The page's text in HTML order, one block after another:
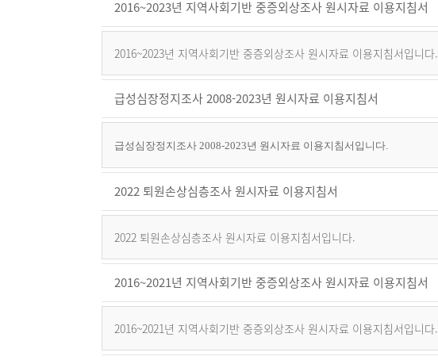
2016~2023년 지역사회기반 중증외상조사 원시자료 이용지침서
2016~2023년 지역사회기반 중증외상조사 원시자료 이용지침서입니다.
급성심장정지조사 2008-2023년 원시자료 이용지침서
급성심장정지조사 2008-2023년 원시자료 이용지침서입니다.
2022 퇴원손상심층조사 원시자료 이용지침서
2022 퇴원손상심층조사 원시자료 이용지침서입니다.
2016~2021년 지역사회기반 중증외상조사 원시자료 이용지침서
2016~2021년 지역사회기반 중증외상조사 원시자료 이용지침서입니다.